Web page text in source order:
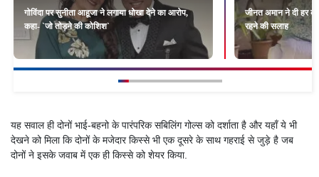
गोविंदा पर सुनीता आहूजा ने लगाया धोखा देने का आरोप,
कहा- `जो तोड़ने की कोशिश`
जीनत अमान ने दी हर
रहने की सलाह
यह सवाल ही दोनों भाई-बहनो के पारंपरिक सबिलिंग गोल्स को दर्शाता है और यहाँ ये भी
देखने को मिला कि दोनों के मजेदार किस्से भी एक दूसरे के साथ गहराई से जुड़े है जब
दोनों ने इसके जवाब में एक ही किस्से को शेयर किया.